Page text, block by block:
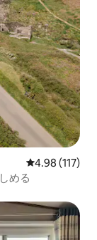
レビュー117
4.98 (117)
める